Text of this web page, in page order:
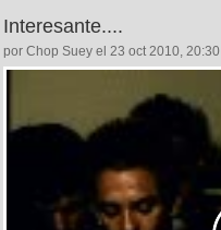
Interesante....
por Chop Suey el 23 oct 2010, 20:30